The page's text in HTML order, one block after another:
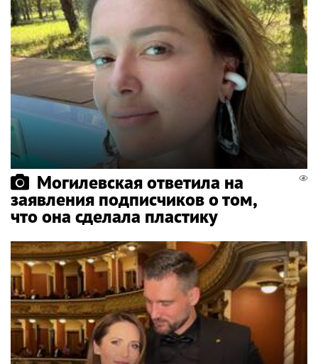
Могилевская ответила на
заявления подписчиков о том,
что она сделала пластику